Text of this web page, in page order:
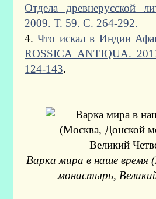
Отдела древнерусской
2009. Т. 59. С. 264-292.
4.Что искал в Индии
ROSSICA ANTIQUA.
124-143.
Варка мира в наше время
монастырь,